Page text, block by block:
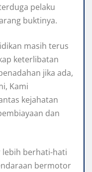
pelaku
buktinya.
masih terus
keterlibatan
jika ada,
Kami
kejahatan
dan
lebih berhati-hati
bermotor